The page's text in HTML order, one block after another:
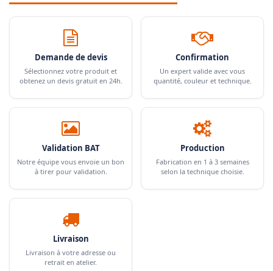
Demande de devis
Sélectionnez votre produit et
obtenez un devis gratuit en 24h.
Confirmation
Un expert valide avec vous
quantité, couleur et technique.
Validation BAT
Notre équipe vous envoie un bon
à tirer pour validation.
Production
Fabrication en 1 à 3 semaines
selon la technique choisie.
Livraison
Livraison à votre adresse ou
retrait en atelier.